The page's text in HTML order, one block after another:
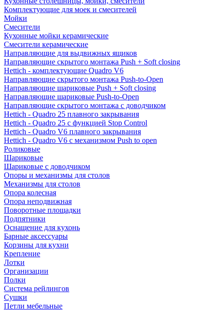
Комплектующие для моек и смесителей
Мойки
Смесители
Кухонные мойки керамические
Смесители керамические
Направляющие для выдвижных ящиков
Направляющие скрытого монтажа Push + Soft closing
Hettich - комплектующие Quadro V6
Направляющие скрытого монтажа Push-to-Open
Направляющие шариковые Push + Soft closing
Направляющие шариковые Push-to-Open
Направляющие скрытого монтажа с доводчиком
Hettich - Quadro 25 плавного закрывания
Hettich - Quadro 25 с функцией Stop Control
Hettich - Quadro V6 плавного закрывания
Hettich - Quadro V6 с механизмом Push to open
Роликовые
Шариковые
Шариковые с доводчиком
Опоры и механизмы для столов
Механизмы для столов
Опора колесная
Опора неподвижная
Поворотные площадки
Подпятники
Оснащение для кухонь
Барные аксессуары
Корзины для кухни
Крепление
Лотки
Организации
Полки
Система рейлингов
Сушки
Петли мебельные